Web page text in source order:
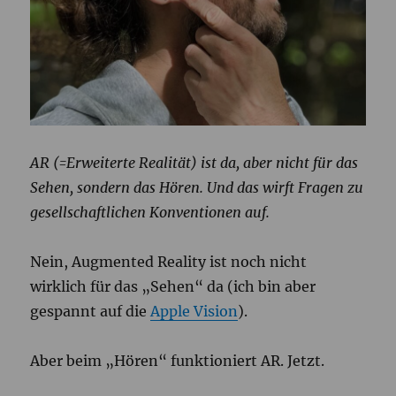
AR (=Erweiterte Realität) ist da, aber nicht für das
Sehen, sondern das Hören. Und das wirft Fragen zu
gesellschaftlichen Konventionen auf.
Nein, Augmented Reality ist noch nicht
wirklich für das „Sehen“ da (ich bin aber
gespannt auf die Apple Vision).
Aber beim „Hören“ funktioniert AR. Jetzt.